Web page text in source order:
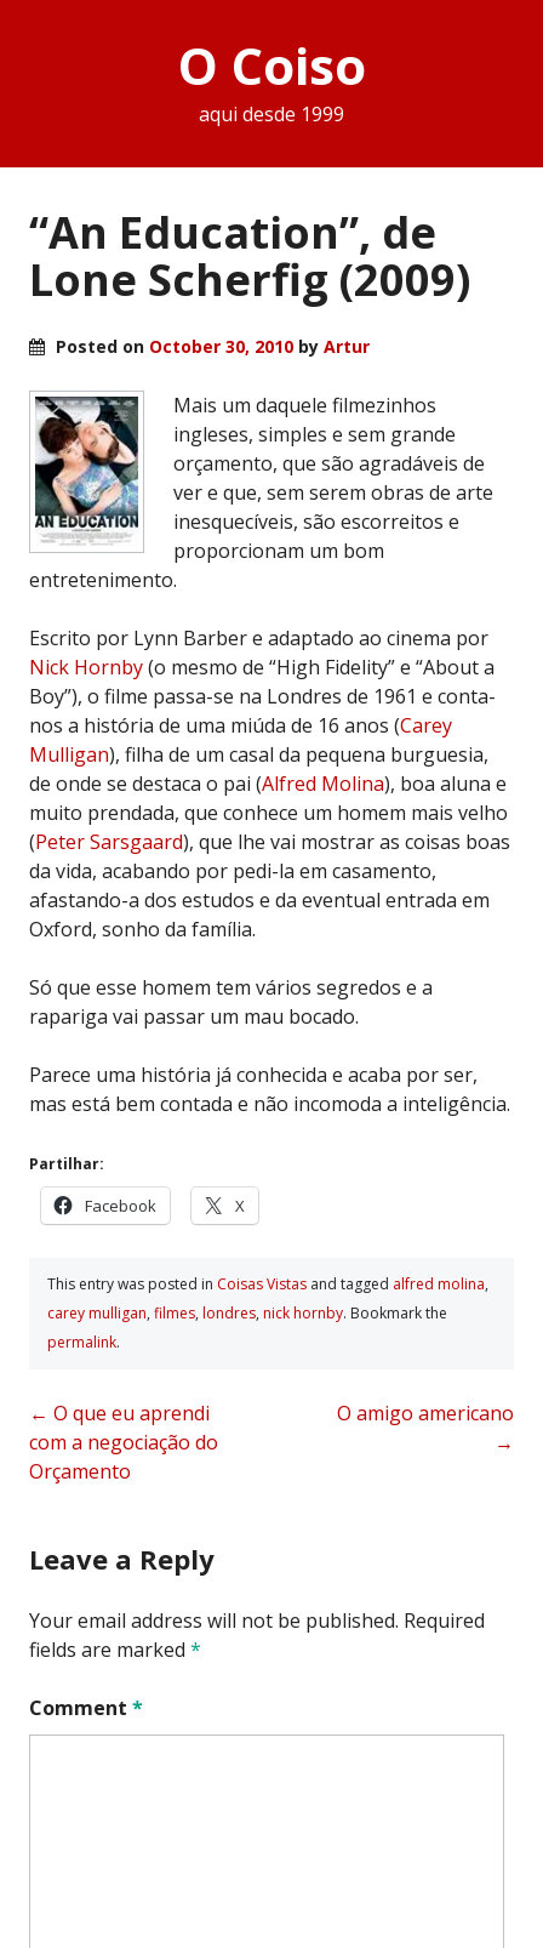
O Coiso
aqui desde 1999
“An Education”, de
Lone Scherfig (2009)
Posted on October 30, 2010 by Artur
Mais um daquele filmezinhos
ingleses, simples e sem grande
orçamento, que são agradáveis de
ver e que, sem serem obras de arte
inesquecíveis, são escorreitos e
proporcionam um bom
entretenimento.
Escrito por Lynn Barber e adaptado ao cinema por
Nick Hornby(o mesmo de “High Fidelity” e “About a
Boy”), o filme passa-se na Londres de 1961 e conta-
nos a história de uma miúda de 16 anos (Carey
Mulligan), filha de um casal da pequena burguesia,
de onde se destaca o pai (Alfred Molina), boa aluna e
muito prendada, que conhece um homem mais velho
(Peter Sarsgaard), que lhe vai mostrar as coisas boas
da vida, acabando por pedi-la em casamento,
afastando-a dos estudos e da eventual entrada em
Oxford, sonho da família.
Só que esse homem tem vários segredos e a
rapariga vai passar um mau bocado.
Parece uma história já conhecida e acaba por ser,
mas está bem contada e não incomoda a inteligência.
Partilhar:
Facebook X
This entry was posted in Coisas Vistas and tagged alfred molina,
carey mulligan, filmes, londres, nick hornby. Bookmark the
permalink.
Post
navigation
← O que eu aprendi
com a negociação do
Orçamento
O amigo americano
→
Leave a Reply
Your email address will not be published. Required
fields are marked *
Comment *